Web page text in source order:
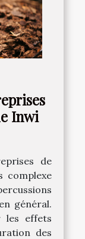
Inwi
de
complexe
général.
les effets
des